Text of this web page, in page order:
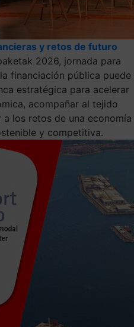
y retos de futuro
2026, jornada para
financiación pública puede
estratégica para acelerar
acompañar al tejido
los retos de una economía
y competitiva.